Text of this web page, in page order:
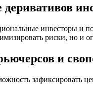
деривативов
инвесторы и
риски, но и
и
зафиксировать